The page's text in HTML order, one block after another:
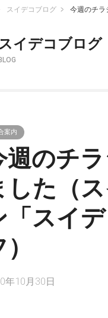
スイデコブログ 今週のチラ
イデコブログ
BLOG
案内
週のチ
した（
「スイ
年10月30日